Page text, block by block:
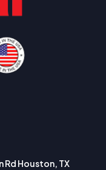
Rd Houston, TX